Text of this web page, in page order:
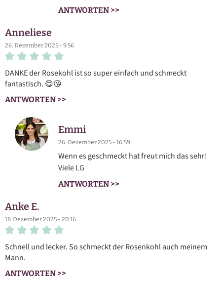
ANTWORTEN >>
Anneliese
26. Dezember 2025 - 9:56
DANKE der Rosekohl ist so super einfach und schmeckt
fantastisch. 😋😘
ANTWORTEN >>
Emmi
26. Dezember 2025 - 16:59
Wenn es geschmeckt hat freut mich das sehr!
Viele LG
ANTWORTEN >>
Anke E.
18. Dezember 2025 - 20:16
Schnell und lecker. So schmeckt der Rosenkohl auch meinem
Mann.
ANTWORTEN >>